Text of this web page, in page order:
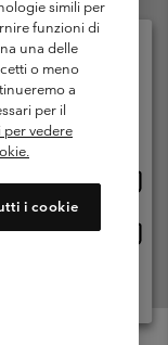
Garanzia
Impressum
simili per
funzioni di
una delle
o meno
a
per il
vedere
i cookie
e la lingua
online
online